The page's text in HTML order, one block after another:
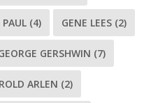
PAUL (4) GENE LEES (2)
GERSHWIN (7)
ARLEN (2)